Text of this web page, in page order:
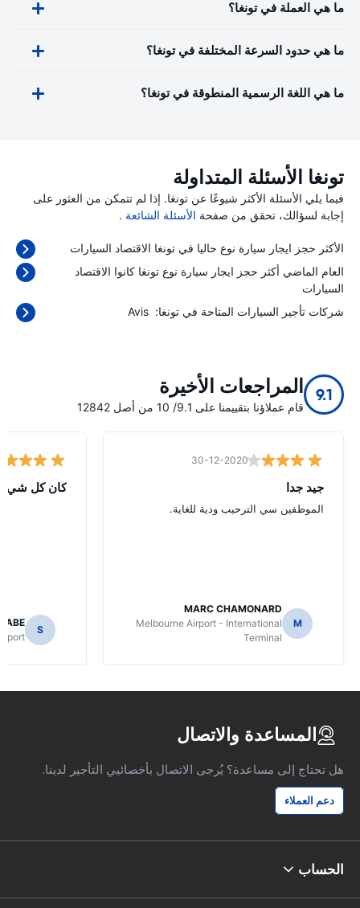
ما هي العملة في تونغا؟
ما هي حدود السرعة المختلفة في تونغا؟
ما هي اللغة الرسمية المنطوقة في تونغا؟
تونغا الأسئلة المتداولة
فيما يلي الأسئلة الأكثر شيوعًا عن تونغا. إذا لم تتمكن من العثور على
إجابة لسؤالك، تحقق من صفحة الأسئلة الشائعة .
الأكثر حجز ايجار سيارة نوع حاليا في تونغا الاقتصاد السيارات
العام الماضي أكثر حجز ايجار سيارة نوع تونغا كانوا الاقتصاد
السيارات
شركات تأجير السيارات المتاحة في تونغا: Avis
9.1 المراجعات الأخيرة
قام عملاؤنا بتقييمنا على 9.1/ 10 من أصل 12842
30-12-2020
جيد جدا
الموظفين سي الترحيب ودية للغاية.
M
MARC CHAMONARD
Melbourne Airport - International
Terminal
كان كل شيء
S
المساعدة والاتصال
هل تحتاج إلى مساعدة؟ يُرجى الاتصال بأخصائيي التأجير لدينا.
دعم العملاء
الحساب